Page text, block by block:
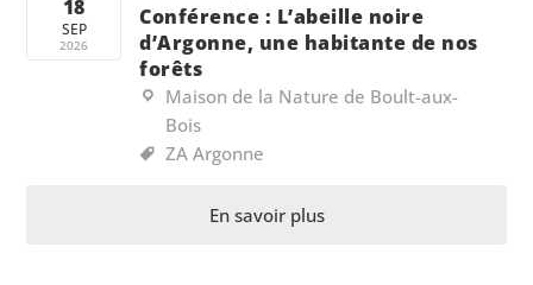
18
SEP
2026
Conférence : L’abeille noire
d’Argonne, une habitante de nos
forêts
Maison de la Nature de Boult-aux-
Bois
ZA Argonne
En savoir plus